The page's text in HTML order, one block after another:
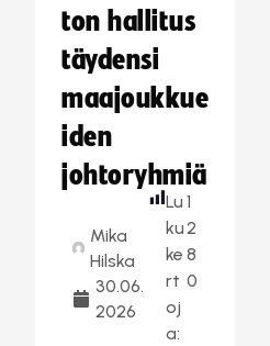
ton hallitus
täydensi
maajoukkue
iden
johtoryhmiä
Mika
Hilska
30.06.
2026
Lu
ku
ke
rt
oj
a:
1
2
8
0